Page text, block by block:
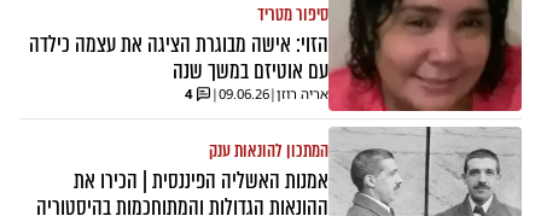
סיפור מטריד
הזוי: אישה מבוגרת הציגה את עצמה כילדה
עם אוטיזם במשך שנה
אריה רוזן|
09.06.26
|
4
המתכון להונאות ענק
אמנות האשליה הפיננסית | הכירו את
ההונאות הגדולות והמתוחכמות בהיסטוריה